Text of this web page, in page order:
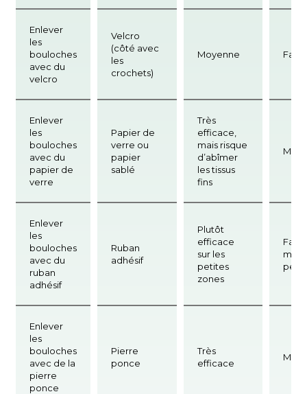
Enlever
les
bouloches
avec du
velcro
Velcro
(côté avec
les
crochets)
Moyenne
Enlever
les
bouloches
avec du
papier de
verre
Papier de
verre ou
papier
sablé
Très
efficace,
mais risque
d’abîmer
les tissus
fins
Enlever
les
bouloches
avec du
ruban
adhésif
Ruban
adhésif
Plutôt
efficace
sur les
petites
zones
mais
peu
Enlever
les
bouloches
avec de la
pierre
ponce
Pierre
ponce
Très
efficace